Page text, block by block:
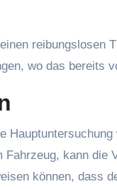
reibungslosen
wo das bereits
kann die
können, dass